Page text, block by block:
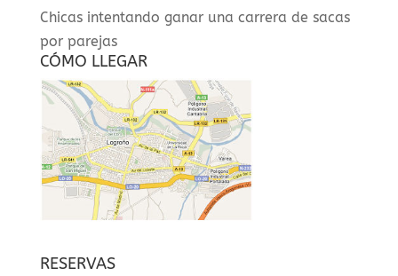
Chicas intentando ganar una carrera de sacas
por parejas
CÓMO LLEGAR
RESERVAS